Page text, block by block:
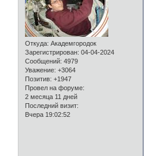
Откуда: Академгородок
Зарегистрирован: 04-04-2024
Сообщений: 4979
Уважение: +3064
Позитив: +1947
Провел на форуме:
2 месяца 11 дней
Последний визит:
Вчера 19:02:52